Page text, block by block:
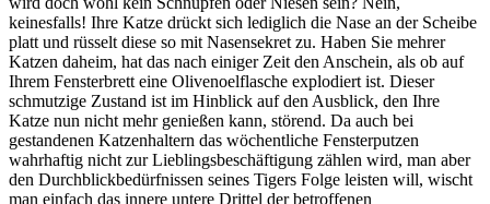
keinesfalls! Ihre Katze drückt sich lediglich die Nase an der Scheibe
platt und rüsselt diese so mit Nasensekret zu. Haben Sie mehrer
Katzen daheim, hat das nach einiger Zeit den Anschein, als ob auf
Ihrem Fensterbrett eine Olivenoelflasche explodiert ist. Dieser
schmutzige Zustand ist im Hinblick auf den Ausblick, den Ihre
Katze nun nicht mehr genießen kann, störend. Da auch bei
gestandenen Katzenhaltern das wöchentliche Fensterputzen
wahrhaftig nicht zur Lieblingsbeschäftigung zählen wird, man aber
den Durchblickbedürfnissen seines Tigers Folge leisten will, wischt
man einfach das innere untere Drittel der betroffenen